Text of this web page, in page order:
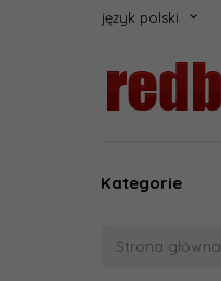
język polski
Kategorie
Strona główna